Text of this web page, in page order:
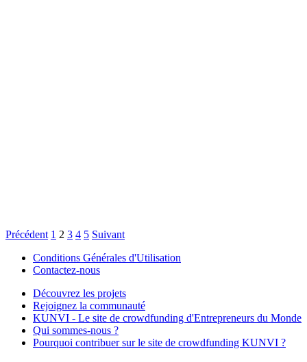
Précédent 1 2 3 4 5 Suivant
Conditions Générales d'Utilisation
Contactez-nous
Découvrez les projets
Rejoignez la communauté
KUNVI - Le site de crowdfunding d'Entrepreneurs du Monde
Qui sommes-nous ?
Pourquoi contribuer sur le site de crowdfunding KUNVI ?